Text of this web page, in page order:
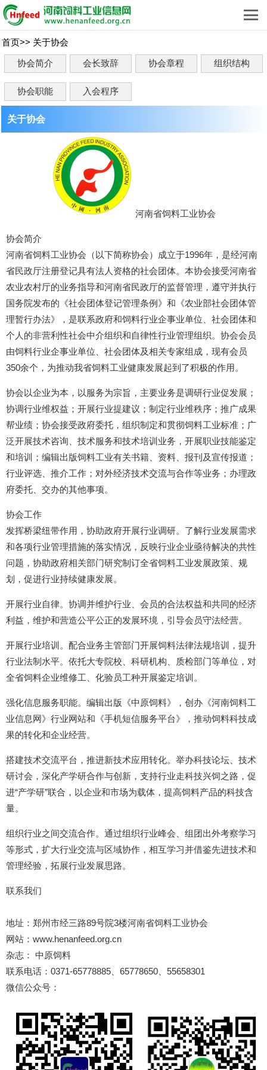
首页>> 关于协会
协会简介 会长致辞 协会章程 组织结构
协会职能 入会程序
关于协会
河南省饲料工业协会
协会简介
河南省饲料工业协会（以下简称协会）成立于1996年，是经河南
省民政厅注册登记具有法人资格的社会团体。本协会接受河南省
农业农村厅的业务指导和河南省民政厅的监督管理，遵守并执行
国务院发布的《社会团体登记管理条例》和《农业部社会团体管
理暂行办法》，是联系政府和饲料行业企事业单位、社会团体和
个人的非营利性社会中介组织和自律性行业管理组织。协会会员
由饲料行业企事业单位、社会团体及相关专家组成，现有会员
350余个，为推动我省饲料工业健康发展起到了积极的作用。
协会以企业为本，以服务为宗旨，主要业务是调研行业促发展；
协调行业维权益；开展行业提建议；制定行业维秩序；推广成果
帮业绩；协会接受政府委托，组织制定和贯彻饲料工业标准；广
泛开展技术咨询、技术服务和技术培训业务，开展职业技能鉴定
和培训；编辑出版饲料工业有关书籍、资料、报刊及宣传报道；
行业评选、推介工作；对外经济技术交流与合作等业务；办理政
府委托、交办的其他事项。
协会工作
发挥桥梁纽带作用，协助政府开展行业调研。了解行业发展需求
和各项行业管理措施的落实情况，反映行业企业亟待解决的共性
问题，协助政府相关部门研究制订全省饲料工业发展政策、规
划，促进行业持续健康发展。
开展行业自律。协调并维护行业、会员的合法权益和共同的经济
利益，维护和营造公平公正的发展环境，引导会员守法经营。
开展行业培训。配合业务主管部门开展饲料法律法规培训，提升
行业法制水平。依托大专院校、科研机构、质检部门等单位，对
全省饲料企业维修工、化验员工种开展鉴定培训。
强化信息服务职能。编辑出版《中原饲料》，创办《河南饲料工
业信息网》行业网站和《手机短信服务平台》，推动饲料科技成
果的转化和企业经营。
搭建技术交流平台，推进新技术应用转化。举办科技论坛、技术
研讨会，深化产学研合作与创新，支持行业走科技兴饲之路，促
进“产学研”联合，以企业和市场为载体，提高饲料产品的科技含
量。
组织行业之间交流合作。通过组织行业峰会、组团出外考察学习
等形式，扩大行业交流与区域协作，相互学习并借鉴先进技术和
管理经验，拓展行业发展思路。
联系我们
地址：郑州市经三路89号院3楼河南省饲料工业协会
网站：www.henanfeed.org.cn
杂志： 中原饲料
联系电话：0371-65778885、65778650、55658301
微信公众号：